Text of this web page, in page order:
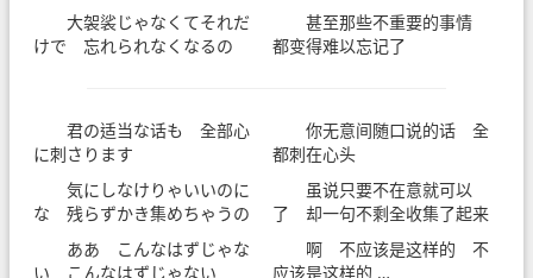
大袈裟じゃなくてそれだ
けで 忘れられなくなるの
甚至那些不重要的事情
都变得难以忘记了
君の适当な话も 全部心
に刺さります
你无意间随口说的话 全
都刺在心头
気にしなけりゃいいのに
な 残らずかき集めちゃうの
虽说只要不在意就可以
了 却一句不剩全收集了起来
ああ こんなはずじゃな
い こんなはずじゃない
啊 不应该是这样的 不
应该是这样的 …